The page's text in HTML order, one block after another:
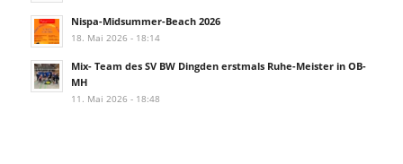
Nispa-Midsummer-Beach 2026
18. Mai 2026 - 18:14
Mix- Team des SV BW Dingden erstmals Ruhe-Meister in OB-
MH
11. Mai 2026 - 18:48